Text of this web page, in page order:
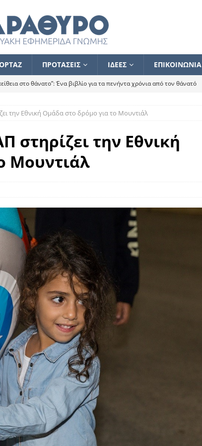
ΠΡΟΤΑΣΕΙΣ ΙΔΕΕΣ ΕΠΙΚΟΙΝΩΝΙΑ
στο θάνατο”: Ένα βιβλίο για τα πενήντα χρόνια από τον θάνατό
το ποιος κοροϊδεύει ποιον Αλέξη
ΑΝΑΓΝΩΣΕΙΣ
ότι δεν υπάρχει παρακολούθηση και κέντρο το οποίο
θερμά όσους σπεύδουν να το ενισχύσουν – Συνεχίζουμε
των εκλογών
ΠΡΟΣΩΠΟΓΡΑΦΙΕΣ
Α. Σαμαράς: παλαιοί παίκτες και νέοι σε νέους ρόλους
ΑΠΟΨΕΙΣ
Ανάκαμψης: Κυβερνητική απληστία και αντιπολιτευτική αφασία
καταγγέλουν “ένα συγκεντρωτικό μοντέλο αποφάσεων από
και παρασκηνιακών ανταγωνισμών”
ΠΡΟΒΟΛΕΣ
τελειώνει
ΠΑΡΕΜΒΑΣΕΙΣ
ΠΡΟΒΟΛΕΣ
ΑΝΑΓΝΩΣΕΙΣ
από τον Αντιδιαφωτισμό στον ψηφιακό Κοινωνικό Δαρβινισμό
την Εθνική Ομάδα στο δρόμο για το Μουντιάλ
στηρίζει την Εθνική
Μουντιάλ